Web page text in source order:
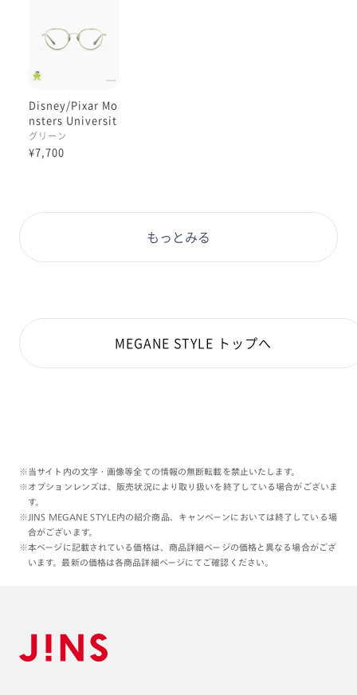
鼻側の方から薄い透明感のある黄緑色が
グラデーションになっていました。
ほんのり黄緑色を感じるのは
樹脂の色味でした♪
レンズが程よい大きさなので
丸みがあってかわいい形をしているメガネです(^○^)
鮮やかなブルーです。
Disney/Pixar Mo
nsters Universit
y デザイン / マイ
クモデル
グリーン
¥7,700
もっとみる
MEGANE STYLE トップへ
※当サイト内の文字・画像等全ての情報の無断転載を禁止いたします。
※オプションレンズは、販売状況により取り扱いを終了している場合がございま
す。
※JINS MEGANE STYLE内の紹介商品、キャンペーンにおいては終了している場
合がございます。
※本ページに記載されている価格は、商品詳細ページの価格と異なる場合がござ
います。最新の価格は各商品詳細ページにてご確認ください。